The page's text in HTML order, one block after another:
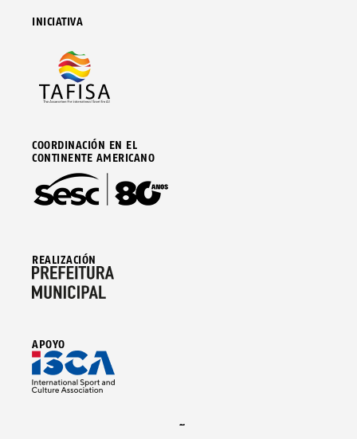
INICIATIVA
COORDINACIÓN EN EL
CONTINENTE AMERICANO
REALIZACIÓN
APOYO